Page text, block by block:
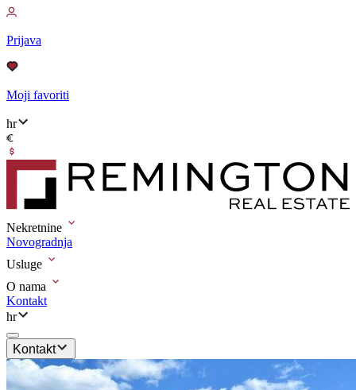
Prijava
Moji favoriti
hr
Nekretnine
Novogradnja
Usluge
O nama
Kontakt
hr
Kontakt